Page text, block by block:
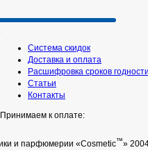
Система скидок
Доставка и оплата
Расшифровка сроков годности
Статьи
Контакты
Принимаем к оплате:
и парфюмерии «Cosmetic™»